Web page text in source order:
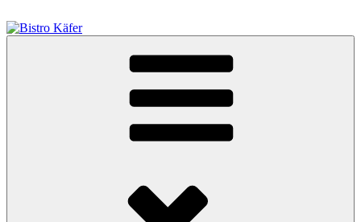
Inhalt
springen
Café – Bistro – Catering